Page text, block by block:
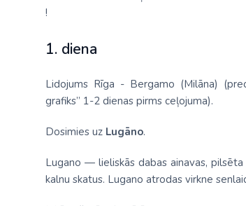
!
1. diena
Lidojums Rīga - Bergamo (Milāna)
grafiks” 1-2 dienas pirms ceļojuma).
Dosimies uzLugāno.
Lugano — lieliskās dabas ainavas,
kalnu skatus. Lugano atrodas virkne